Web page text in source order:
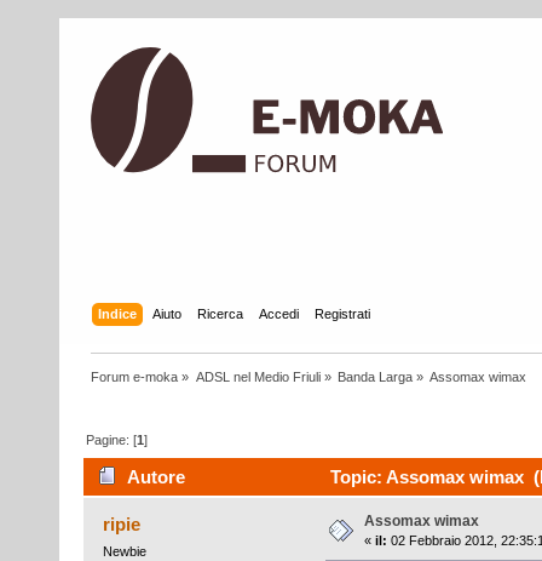
Indice Aiuto Ricerca Accedi Registrati
Forum e-moka » ADSL nel Medio Friuli» Banda Larga» Assomax wimax
Pagine: [1]
Autore Topic: Assomax wimax
ripie
Newbie
Assomax wimax
« il: 02 Febbraio 2012,